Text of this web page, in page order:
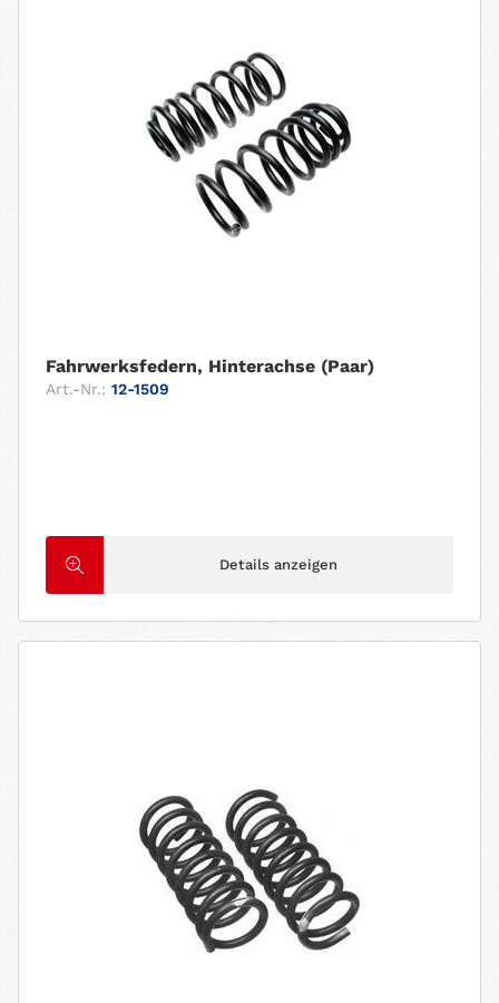
Fahrwerksfedern, Hinterachse (Paar)
Art.-Nr.: 12-1509
Details anzeigen